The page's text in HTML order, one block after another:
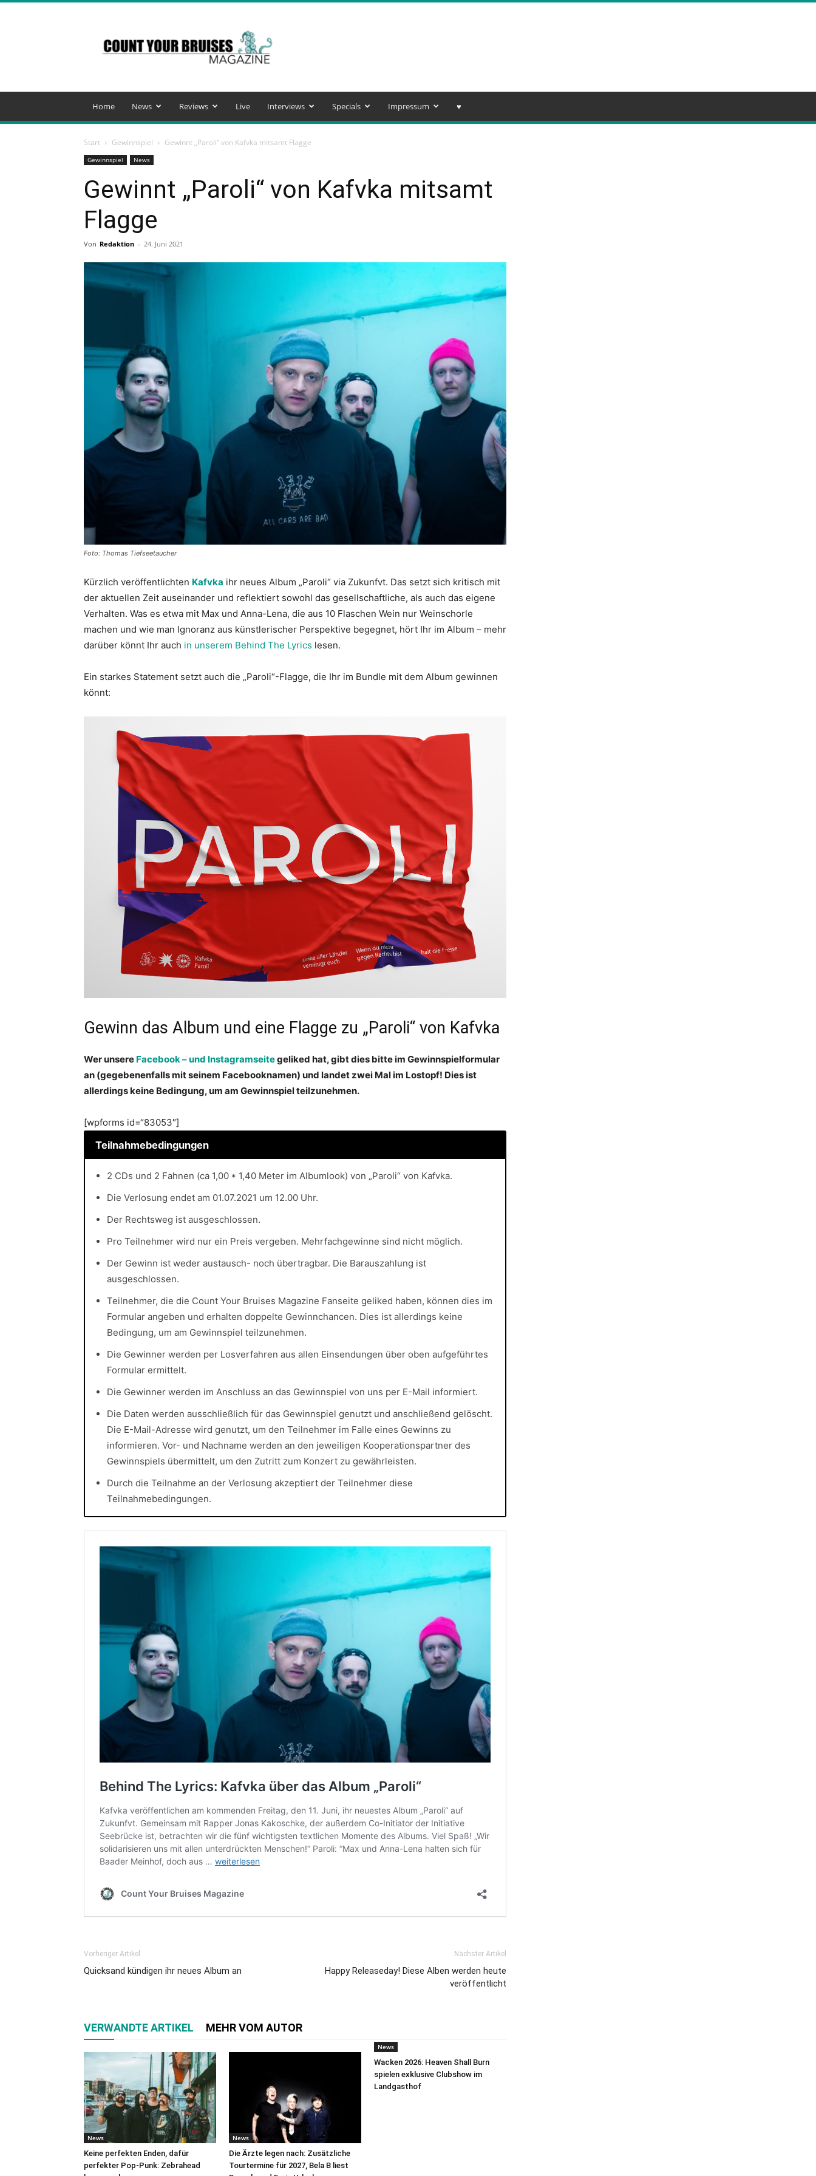
Your
Bruises
Magazine
Home News Reviews Live Interviews Specials Impressum ♥️
Start Gewinnspiel Gewinnt „Paroli“ von Kafvka mitsamt Flagge
Gewinnspiel News
Gewinnt „Paroli“ von Kafvka mitsamt
Flagge
Von Redaktion - 24. Juni 2021
Foto: Thomas Tiefseetaucher
Kürzlich veröffentlichten Kafvka ihr neues Album „Paroli“ via Zukunfvt. Das setzt sich kritisch mit
der aktuellen Zeit auseinander und reflektiert sowohl das gesellschaftliche, als auch das eigene
Verhalten. Was es etwa mit Max und Anna-Lena, die aus 10 Flaschen Wein nur Weinschorle
machen und wie man Ignoranz aus künstlerischer Perspektive begegnet, hört Ihr im Album – mehr
darüber könnt Ihr auch in unserem Behind The Lyrics lesen.
Ein starkes Statement setzt auch die „Paroli“-Flagge, die Ihr im Bundle mit dem Album gewinnen
könnt:
Gewinn das Album und eine Flagge zu „Paroli“ von Kafvka
Wer unsere Facebook – und Instagramseitegeliked hat, gibt dies bitte im Gewinnspielformular
an (gegebenenfalls mit seinem Facebooknamen) und landet zwei Mal im Lostopf! Dies ist
allerdings keine Bedingung, um am Gewinnspiel teilzunehmen.
[wpforms id=“83053″]
Teilnahmebedingungen
2 CDs und 2 Fahnen (ca 1,00 * 1,40 Meter im Albumlook) von „Paroli“ von Kafvka.
Die Verlosung endet am 01.07.2021 um 12.00 Uhr.
Der Rechtsweg ist ausgeschlossen.
Pro Teilnehmer wird nur ein Preis vergeben. Mehrfachgewinne sind nicht möglich.
Der Gewinn ist weder austausch- noch übertragbar. Die Barauszahlung ist
ausgeschlossen.
Teilnehmer, die die Count Your Bruises Magazine Fanseite geliked haben, können dies im
Formular angeben und erhalten doppelte Gewinnchancen. Dies ist allerdings keine
Bedingung, um am Gewinnspiel teilzunehmen.
Die Gewinner werden per Losverfahren aus allen Einsendungen über oben aufgeführtes
Formular ermittelt.
Die Gewinner werden im Anschluss an das Gewinnspiel von uns per E-Mail informiert.
Die Daten werden ausschließlich für das Gewinnspiel genutzt und anschließend gelöscht.
Die E-Mail-Adresse wird genutzt, um den Teilnehmer im Falle eines Gewinns zu
informieren. Vor- und Nachname werden an den jeweiligen Kooperationspartner des
Gewinnspiels übermittelt, um den Zutritt zum Konzert zu gewährleisten.
Durch die Teilnahme an der Verlosung akzeptiert der Teilnehmer diese
Teilnahmebedingungen.
Vorheriger Artikel
Quicksand kündigen ihr neues Album an
Nächster Artikel
Happy Releaseday! Diese Alben werden heute
veröffentlicht
VERWANDTE ARTIKEL MEHR VOM AUTOR
News
Keine perfekten Enden, dafür
perfekter Pop-Punk: Zebrahead
News
Die Ärzte legen nach: Zusätzliche
Tourtermine für 2027, Bela B liest
News
Wacken 2026: Heaven Shall Burn
spielen exklusive Clubshow im
Landgasthof